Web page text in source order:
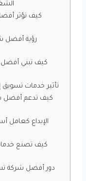
كيف تؤثر
رؤية أفضل
كيف تبني
تأثير خدمات تسويق
كيف تدعم أفضل
الإبداع
كيف تصنع
دور أفضل شركة